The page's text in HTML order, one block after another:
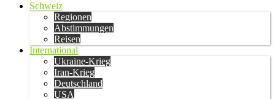
Schweiz
Regionen
Abstimmungen
Reisen
International
Ukraine-Krieg
Iran-Krieg
Deutschland
USA